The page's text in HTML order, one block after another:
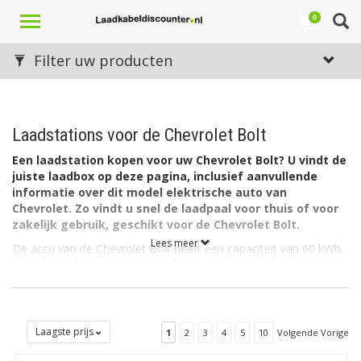
Toggle
0
Laadstations voor de Chevrolet Bolt
Een laadstation kopen voor uw Chevrolet Bolt? U vindt de
juiste laadbox op deze pagina, inclusief aanvullende
informatie over dit model elektrische auto van
Chevrolet. Zo vindt u snel de laadpaal voor thuis of voor
zakelijk gebruik, geschikt voor de Chevrolet Bolt.
De accu van de Chevrolet Bolt heeft een capaciteit van 60 kWh.
Welk soort laadstation voor de Chevrolet Bolt?
(Yazaki) en kan als gezegd laden via 1 fase met 32 ampère.
Hiervoor is een EV Laadbox Type 1, 1 fase, 32A geschikt.
Lees meer
Filter uw producten
Laagste prijs 1 2 3 4 5 10 Volgende Vorige